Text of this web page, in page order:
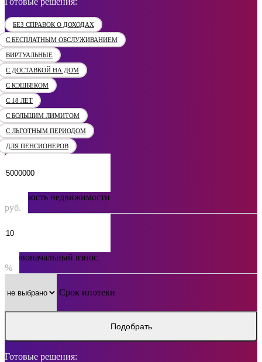
БЕЗ СПРАВОК О ДОХОДАХ
С БЕСПЛАТНЫМ ОБСЛУЖИВАНИЕМ
ВИРТУАЛЬНЫЕ
С ДОСТАВКОЙ НА ДОМ
С КЭШБЕКОМ
С 18 ЛЕТ
С БОЛЬШИМ ЛИМИТОМ
С ЛЬГОТНЫМ ПЕРИОДОМ
ДЛЯ ПЕНСИОНЕРОВ
Стоимость недвижимости
руб.
Первоначальный взнос
%
Срок ипотеки
Подобрать
Готовые решения: